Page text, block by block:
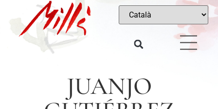
JUANJO